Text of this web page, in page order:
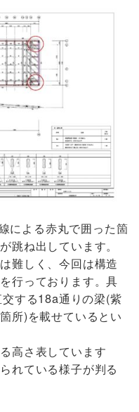
による赤丸で囲った箇
跳ね出しています。
難しく、今回は構造
行っております。具
する18a通りの梁(紫
所)を載せているとい
高さ表しています
れている様子が判る